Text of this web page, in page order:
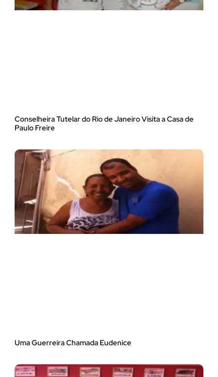
Conselheira Tutelar do Rio de Janeiro Visita a Casa de
Paulo Freire
Uma Guerreira Chamada Eudenice